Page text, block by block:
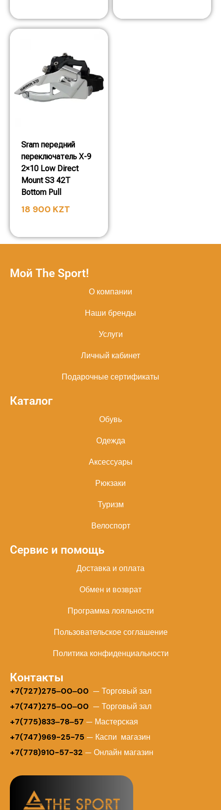
Sram передний
переключатель X-9
2×10 Low Direct
Mount S3 42T
Bottom Pull
18 900 KZT
Мой The Sport!
О компании
Наши бренды
Услуги
Личный кабинет
Подарочные сертификаты
Каталог
Обувь
Одежда
Аксессуары
Рюкзаки
Туризм
Велоспорт
Сервис и помощь
Доставка и оплата
Обмен и возврат
Программа лояльности
Пользовательское соглашение
Политика конфиденциальности
Контакты
+7(727)275‒00‒00 — Торговый зал
+7(747)275‒00‒00 — Торговый зал
+7(775)833‒78‒57 — Мастерская
+7(747)969-25-75 — Каспи магазин
+7(778)910-57-32 — Онлайн магазин